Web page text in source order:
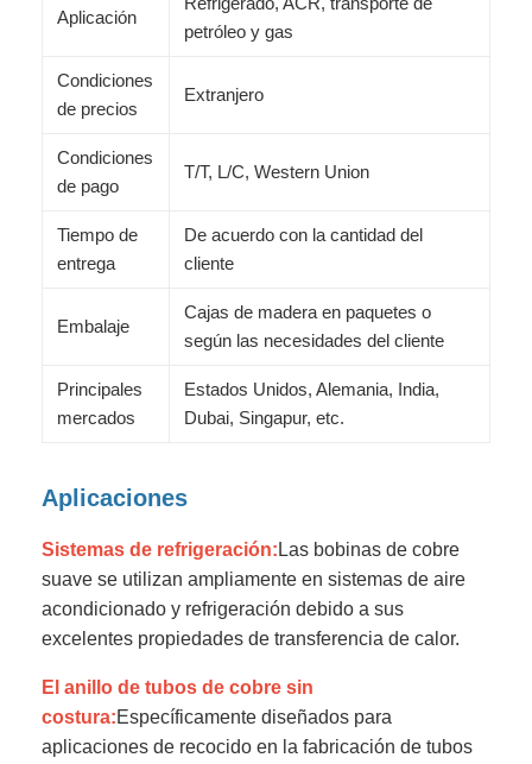
Aplicación
petróleo y gas
Condiciones
de precios
Extranjero
Condiciones
de pago
T/T, L/C, Western Union
Tiempo de
entrega
De acuerdo con la cantidad del
cliente
Embalaje
Cajas de madera en paquetes o
según las necesidades del cliente
Principales
mercados
Estados Unidos, Alemania, India,
Dubai, Singapur, etc.
Aplicaciones
Sistemas de refrigeración: Las bobinas de cobre
suave se utilizan ampliamente en sistemas de aire
acondicionado y refrigeración debido a sus
excelentes propiedades de transferencia de calor.
El anillo de tubos de cobre sin
costura:Específicamente diseñados para
aplicaciones de recocido en la fabricación de tubos